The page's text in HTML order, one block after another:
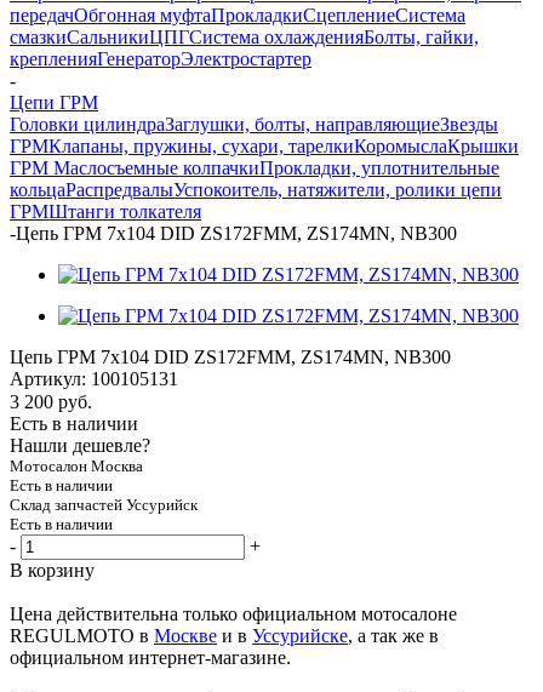
передачОбгонная муфтаПрокладкиСцеплениеСистема
смазкиСальникиЦПГСистема охлажденияБолты, гайки,
крепленияГенераторЭлектростартер
-
Цепи ГРМ
Головки цилиндраЗаглушки, болты, направляющиеЗвезды
ГРМКлапаны, пружины, сухари, тарелкиКоромыслаКрышки
ГРМ Маслосъемные колпачкиПрокладки, уплотнительные
кольцаРаспредвалыУспокоитель, натяжители, ролики цепи
ГРМШтанги толкателя
-Цепь ГРМ 7x104 DID ZS172FMM, ZS174MN, NB300
Цепь ГРМ 7x104 DID ZS172FMM, ZS174MN, NB300
Артикул: 100105131
3 200 руб.
Есть в наличии
Нашли дешевле?
Мотосалон Москва
Есть в наличии
Склад запчастей Уссурийск
Есть в наличии
-
+
В корзину
Цена действительна только официальном мотосалоне
REGULMOTO в Москве и в Уссурийске, а так же в
официальном интернет-магазине.